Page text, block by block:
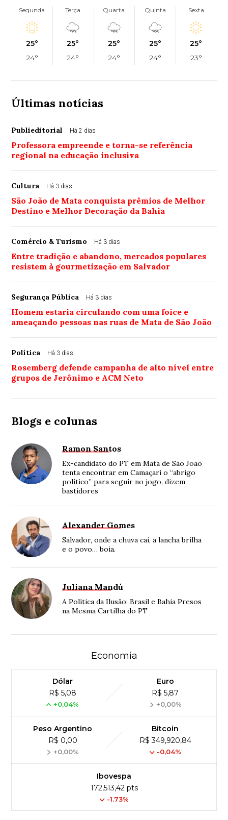
Segunda
25°
24°
Terça
25°
24°
Quarta
25°
24°
Quinta
25°
24°
Sexta
25°
23°
Últimas notícias
Publieditorial Há 2 dias
Professora empreende e torna-se referência
regional na educação inclusiva
Cultura Há 3 dias
São João de Mata conquista prêmios de Melhor
Destino e Melhor Decoração da Bahia
Comércio & Turismo Há 3 dias
Entre tradição e abandono, mercados populares
resistem à gourmetização em Salvador
Segurança Pública Há 3 dias
Homem estaria circulando com uma foice e
ameaçando pessoas nas ruas de Mata de São João
Política Há 3 dias
Rosemberg defende campanha de alto nível entre
grupos de Jerônimo e ACM Neto
Blogs e colunas
Ramon Santos
Ex-candidato do PT em Mata de São João
tenta encontrar em Camaçari o “abrigo
político” para seguir no jogo, dizem
bastidores
Alexander Gomes
Salvador, onde a chuva cai, a lancha brilha
e o povo… boia.
Juliana Mandú
A Política da Ilusão: Brasil e Bahia Presos
na Mesma Cartilha do PT
Economia
Dólar
R$ 5,08
+0,04%
Euro
R$ 5,87
+0,00%
Peso Argentino
R$ 0,00
+0,00%
Bitcoin
R$ 349,920,84
-0,04%
Ibovespa
172,513,42 pts
-1.73%